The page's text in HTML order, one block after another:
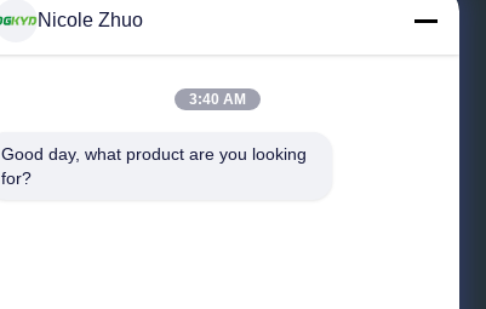
Nicole Zhuo
3:40 AM
Good day, what product are you looking
for?